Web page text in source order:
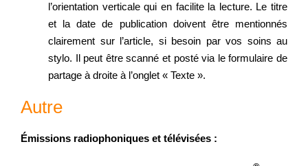
l’orientation verticale qui en facilite la lecture. Le titre
et la date de publication doivent être mentionnés
clairement sur l’article, si besoin par vos soins au
stylo. Il peut être scanné et posté via le formulaire de
partage à droite à l’onglet « Texte ».
Autre
Émissions radiophoniques et télévisées :